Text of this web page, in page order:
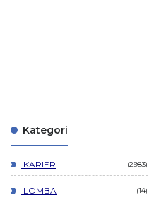
Kategori
KARIER 2983
LOMBA 14